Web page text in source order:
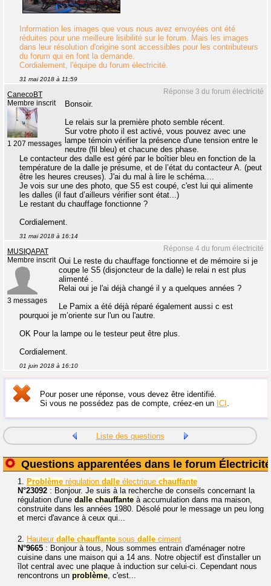
Information les images que vous nous avez envoyées ont été
réduites pour une meilleure lisibilité sur le forum. Mais les images
dans leur résolution d'origine sont accessibles pour les contributeurs
du forum qui en font la demande.
Cordialement, l'équipe du forum électricité.
31 mai 2018 à 11:59
Réponse 3 du forum électricité
CanecoBT
Membre inscrit
1 207 messages
Bonsoir.
Le relais sur la première photo semble récent.
Sur votre photo il est activé, vous pouvez avec une
lampe témoin vérifier la présence d'une tension entre le
neutre (fil bleu) et chacune des phase.
Le contacteur des dalle est géré par le boîtier bleu en fonction de la
température de la dalle je présume, et de l’état du contacteur A. (peut
être les heures creuses). J'ai du mal à lire le schéma....
Je vois sur une des photo, que S5 est coupé, c'est lui qui alimente
les dalles (il faut d’ailleurs vérifier sont état...)
Le restant du chauffage fonctionne ?
Cordialement.
31 mai 2018 à 16:14
Réponse 4 du forum électricité
MUSIQAPAT
Membre inscrit
3 messages
Oui Le reste du chauffage fonctionne et de mémoire si je
coupe le S5 (disjoncteur de la dalle) le relai n est plus
alimenté .
Relai oui je l'ai déjà changé il y a quelques années ?
Le Pamix a été déjà réparé également aussi c est
pourquoi je m’oriente sur l'un ou l'autre.
OK Pour la lampe ou le testeur peut être plus.
Cordialement.
01 juin 2018 à 16:10
Pour poser une réponse, vous devez être identifié.
Si vous ne possédez pas de compte, créez-en un ICI .
Liste des questions
Questions apparentées dans le forum Électricité
1. Problème régulation dalle électrique chauffante
N°23092 : Bonjour. Je suis à la recherche de conseils concernant la
régulation d'une dalle chauffante à accumulation dans ma maison,
construite dans les années 1980. Désolé pour le message un peu long
et merci d'avance à ceux qui...
2. Hauteur dalle chauffante sous dalle ciment
N°9665 : Bonjour à tous, Nous sommes entrain d'aménager notre
cuisine dans une maison qui a 14 ans. Notre objectif est d'installer un
îlot central avec une plaque à induction sur celui-ci. Cependant nous
rencontrons un problème, c'est...